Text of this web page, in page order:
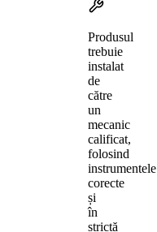
Produsul
trebuie
instalat
de
către
un
mecanic
calificat,
folosind
instrumentele
corecte
și
în
strictă